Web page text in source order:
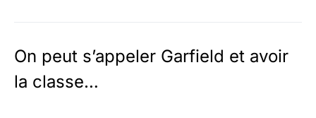
On peut s’appeler Garfield et avoir
la classe…